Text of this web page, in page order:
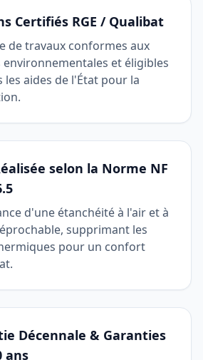
Certifiés RGE / Qualibat
de travaux conformes aux
environnementales et éligibles
les aides de l'État pour la
selon la Norme NF
d'une étanchéité à l'air et à
supprimant les
pour un confort
Décennale & Garanties
ans